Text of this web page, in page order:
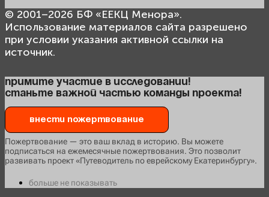
© 2001–2026 БФ «ЕЕКЦ Менора».
Использование материалов сайта разрешено
при условии указания активной ссылки на
источник.
Примите участие в исследовании!
Станьте важной частью команды проекта!
Внести пожертвование
Пожертвование — это ваш вклад в историю. Вы можете
подписаться на ежемесячные пожертвования. Это позволит
развивать проект «Путеводитель по еврейскому Екатеринбургу».
больше не показывать